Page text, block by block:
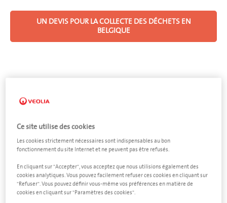
UN DEVIS POUR LA COLLECTE DES DÉCHETS EN
BELGIQUE
Location de conteneurs en
FLANDRE
Ce site utilise des cookies
Les cookies strictement nécessaires sont indispensables au bon
fonctionnement du site Internet et ne peuvent pas être refusés.
En cliquant sur "Accepter", vous acceptez que nous utilisions également des
cookies analytiques. Vous pouvez facilement refuser ces cookies en cliquant sur
"Refuser". Vous pouvez définir vous-même vos préférences en matière de
cookies en cliquant sur "Paramètres des cookies".